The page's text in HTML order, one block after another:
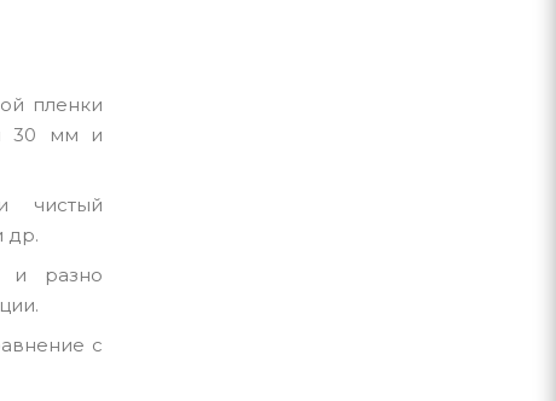
пленки
30 мм и
чистый
др.
и разно
с